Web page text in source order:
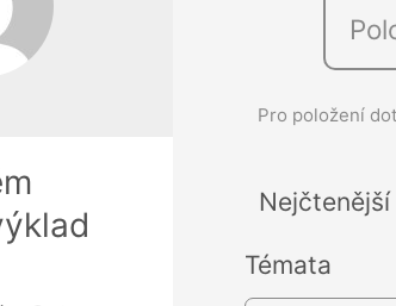
Pro položení
Témata